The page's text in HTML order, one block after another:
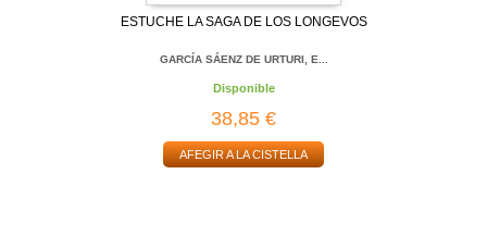
ESTUCHE LA SAGA DE LOS LONGEVOS
GARCÍA SÁENZ DE URTURI, E...
Disponible
38,85 €
AFEGIR A LA CISTELLA